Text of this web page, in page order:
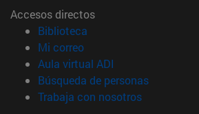
Accesos directos
Biblioteca
Mi correo(abre en nueva ventana)
Aula virtual ADI
Búsqueda de personas(abre en
Trabaja con nosotros(abre en